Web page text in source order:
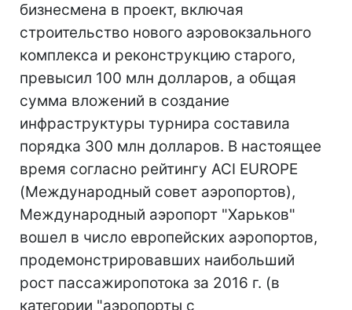
бизнесмена в проект, включая
строительство нового аэровокзального
комплекса и реконструкцию старого,
превысил 100 млн долларов, а общая
сумма вложений в создание
инфраструктуры турнира составила
порядка 300 млн долларов. В настоящее
время согласно рейтингу ACI EUROPE
(Международный совет аэропортов),
Международный аэропорт "Харьков"
вошел в число европейских аэропортов,
продемонстрировавших наибольший
рост пассажиропотока за 2016 г. (в
категории "аэропорты с